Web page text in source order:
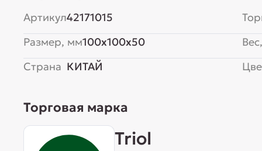
Артикул42171015
Размер, мм100x100x50
Страна КИТАЙ
Торговая марка
Triol